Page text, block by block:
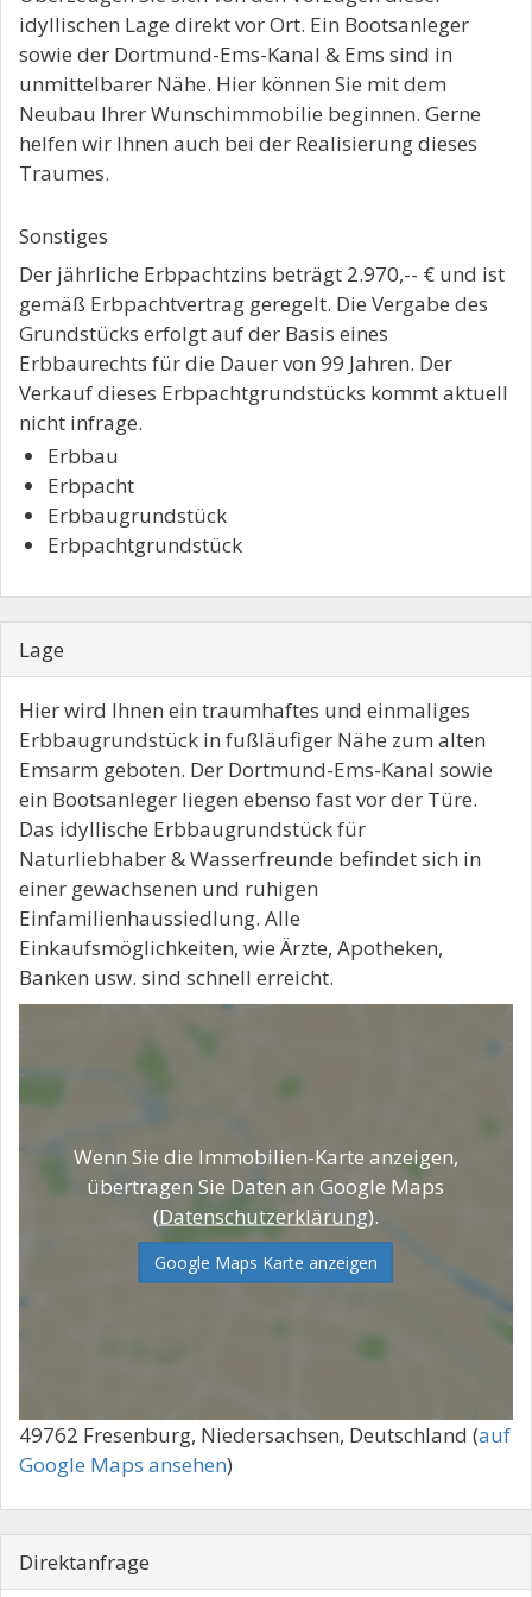
idyllischen Lage direkt vor Ort. Ein Bootsanleger
sowie der Dortmund-Ems-Kanal & Ems sind in
unmittelbarer Nähe. Hier können Sie mit dem
Neubau Ihrer Wunschimmobilie beginnen. Gerne
helfen wir Ihnen auch bei der Realisierung dieses
Traumes.
Sonstiges
Der jährliche Erbpachtzins beträgt 2.970,-- € und ist
gemäß Erbpachtvertrag geregelt. Die Vergabe des
Grundstücks erfolgt auf der Basis eines
Erbbaurechts für die Dauer von 99 Jahren. Der
Verkauf dieses Erbpachtgrundstücks kommt aktuell
nicht infrage.
Erbbau
Erbpacht
Erbbaugrundstück
Erbpachtgrundstück
Lage
Hier wird Ihnen ein traumhaftes und einmaliges
Erbbaugrundstück in fußläufiger Nähe zum alten
Emsarm geboten. Der Dortmund-Ems-Kanal sowie
ein Bootsanleger liegen ebenso fast vor der Türe.
Das idyllische Erbbaugrundstück für
Naturliebhaber & Wasserfreunde befindet sich in
einer gewachsenen und ruhigen
Einfamilienhaussiedlung. Alle
Einkaufsmöglichkeiten, wie Ärzte, Apotheken,
Banken usw. sind schnell erreicht.
Wenn Sie die Immobilien-Karte anzeigen,
übertragen Sie Daten an Google Maps
(Datenschutzerklärung).
Google Maps Karte anzeigen
49762 Fresenburg, Niedersachsen, Deutschland (auf
Google Maps ansehen)
Direktanfrage